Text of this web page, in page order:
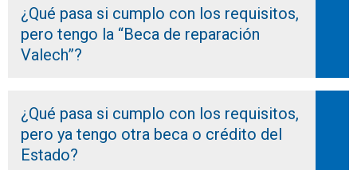
¿Qué pasa si cumplo con los requisitos,
pero tengo la “Beca de reparación
Valech”?
¿Qué pasa si cumplo con los requisitos,
pero ya tengo otra beca o crédito del
Estado?